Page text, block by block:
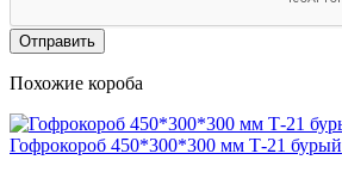
Отправить
Похожие короба
Гофрокороб 450*300*300 мм Т-21 бурый